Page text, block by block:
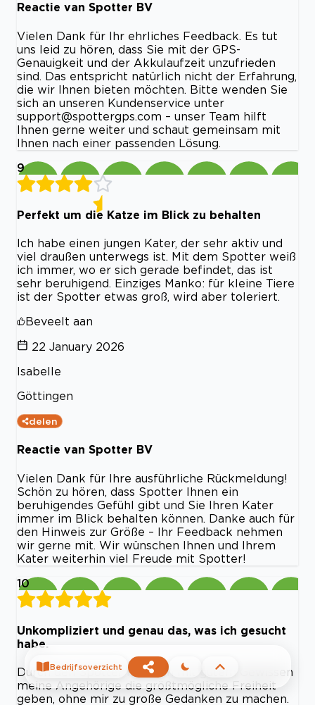
Reactie van Spotter BV
Vielen Dank für Ihr ehrliches Feedback. Es tut
uns leid zu hören, dass Sie mit der GPS-
Genauigkeit und der Akkulaufzeit unzufrieden
sind. Das entspricht natürlich nicht der Erfahrung,
die wir Ihnen bieten möchten. Bitte wenden Sie
sich an unseren Kundenservice unter
support@spottergps.com – unser Team hilft
Ihnen gerne weiter und schaut gemeinsam mit
Ihnen nach einer passenden Lösung.
9
Perfekt um die Katze im Blick zu behalten
Ich habe einen jungen Kater, der sehr aktiv und
viel draußen unterwegs ist. Mit dem Spotter weiß
ich immer, wo er sich gerade befindet, das ist
sehr beruhigend. Einziges Manko: für kleine Tiere
ist der Spotter etwas groß, wird aber toleriert.
Beveelt aan
22 January 2026
Isabelle
Göttingen
delen
Reactie van Spotter BV
Vielen Dank für Ihre ausführliche Rückmeldung!
Schön zu hören, dass Spotter Ihnen ein
beruhigendes Gefühl gibt und Sie Ihren Kater
immer im Blick behalten können. Danke auch für
den Hinweis zur Größe – Ihr Feedback nehmen
wir gerne mit. Wir wünschen Ihnen und Ihrem
Kater weiterhin viel Freude mit Spotter!
10
Unkompliziert und genau das, was ich gesucht
habe.
Durch den Spotter kann ich mit gutem Gewissen
meine Angehörige die größtmögliche Freiheit
geben, ohne mir zu große Gedanken zu machen.
Bedrijfsoverzicht